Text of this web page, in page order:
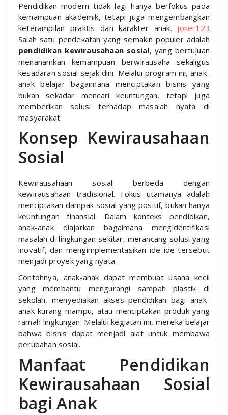
Pendidikan modern tidak lagi hanya berfokus pada
kemampuan akademik, tetapi juga mengembangkan
keterampilan praktis dan karakter anak. joker123
Salah satu pendekatan yang semakin populer adalah
pendidikan kewirausahaan sosial, yang bertujuan
menanamkan kemampuan berwirausaha sekaligus
kesadaran sosial sejak dini. Melalui program ini, anak-
anak belajar bagaimana menciptakan bisnis yang
bukan sekadar mencari keuntungan, tetapi juga
memberikan solusi terhadap masalah nyata di
masyarakat.
Konsep Kewirausahaan
Sosial
Kewirausahaan sosial berbeda dengan
kewirausahaan tradisional. Fokus utamanya adalah
menciptakan dampak sosial yang positif, bukan hanya
keuntungan finansial. Dalam konteks pendidikan,
anak-anak diajarkan bagaimana mengidentifikasi
masalah di lingkungan sekitar, merancang solusi yang
inovatif, dan mengimplementasikan ide-ide tersebut
menjadi proyek yang nyata.
Contohnya, anak-anak dapat membuat usaha kecil
yang membantu mengurangi sampah plastik di
sekolah, menyediakan akses pendidikan bagi anak-
anak kurang mampu, atau menciptakan produk yang
ramah lingkungan. Melalui kegiatan ini, mereka belajar
bahwa bisnis dapat menjadi alat untuk membawa
perubahan sosial.
Manfaat Pendidikan
Kewirausahaan Sosial
bagi Anak